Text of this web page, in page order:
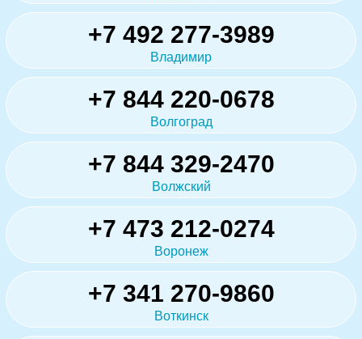
+7 492 277-3989
Владимир
+7 844 220-0678
Волгоград
+7 844 329-2470
Волжский
+7 473 212-0274
Воронеж
+7 341 270-9860
Воткинск